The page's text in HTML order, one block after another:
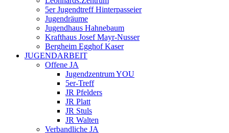
5er Jugendtreff Hinterpasseier
Jugendräume
Jugendhaus Hahnebaum
Krafthaus Josef Mayr-Nusser
Bergheim Egghof Kaser
JUGENDARBEIT
Offene JA
Jugendzentrum YOU
5er-Treff
JR Pfelders
JR Platt
JR Stuls
JR Walten
Verbandliche JA